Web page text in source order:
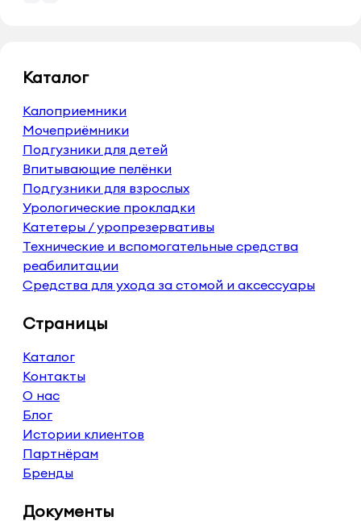
Каталог
Калоприемники
Мочеприёмники
Подгузники для детей
Впитывающие пелёнки
Подгузники для взрослых
Урологические прокладки
Катетеры / уропрезервативы
Технические и вспомогательные средства
реабилитации
Средства для ухода за стомой и аксессуары
Страницы
Каталог
Контакты
О нас
Блог
Истории клиентов
Партнёрам
Бренды
Документы